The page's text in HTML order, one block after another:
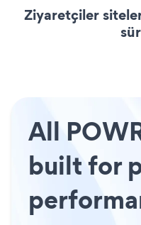
Ziyaretçiler
All
built for